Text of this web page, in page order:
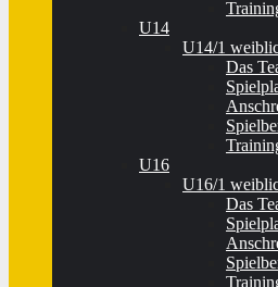
U14
U14/1
Das
U16
U16/1
Das